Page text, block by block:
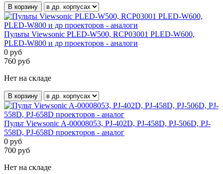
В корзину
Пульты Viewsonic PLED-W500, RCP03001 PLED-W600,
PLED-W800 и др проекторов - аналоги
0 руб
760 руб
Нет на складе
В корзину
Пульт Viewsonic A-00008053, PJ-402D, PJ-458D, PJ-506D, PJ-
558D, PJ-658D проекторов - аналог
0 руб
700 руб
Нет на складе